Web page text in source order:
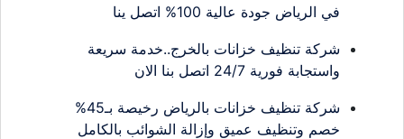
في الرياض جودة عالية 100% اتصل ينا
شركة تنظيف خزانات بالخرج..خدمة سريعة
واستجابة فورية 24/7 اتصل بنا الان
شركة تنظيف خزانات بالرياض رخيصة بـ45%
خصم وتنظيف عميق وإزالة الشوائب بالكامل